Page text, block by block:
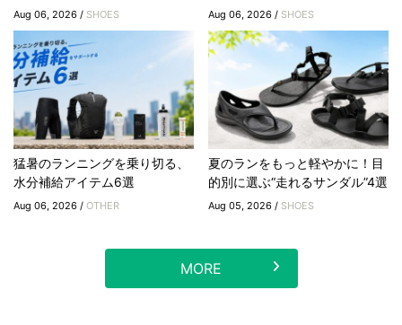
Aug 06, 2026 / SHOES Aug 06, 2026 / SHOES
猛暑のランニングを乗り切る、
水分補給アイテム6選
Aug 06, 2026 / OTHER
夏のランをもっと軽やかに！目
的別に選ぶ“走れるサンダル”4選
Aug 05, 2026 / SHOES
MORE